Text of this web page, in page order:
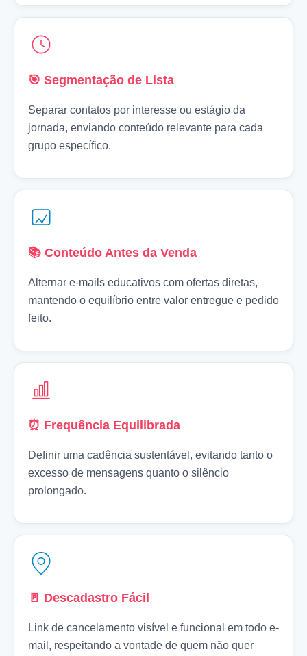
🎯 Segmentação de Lista
Separar contatos por interesse ou estágio da
jornada, enviando conteúdo relevante para cada
grupo específico.
📚 Conteúdo Antes da Venda
Alternar e-mails educativos com ofertas diretas,
mantendo o equilíbrio entre valor entregue e pedido
feito.
⏰ Frequência Equilibrada
Definir uma cadência sustentável, evitando tanto o
excesso de mensagens quanto o silêncio
prolongado.
🚪 Descadastro Fácil
Link de cancelamento visível e funcional em todo e-
mail, respeitando a vontade de quem não quer